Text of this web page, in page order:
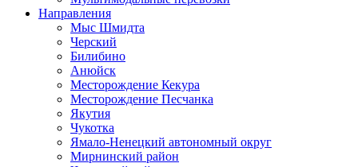
Направления
Мыс Шмидта
Черский
Билибино
Анюйск
Месторождение Кекура
Месторождение Песчанка
Якутия
Чукотка
Ямало-Ненецкий автономный округ
Мирнинский район